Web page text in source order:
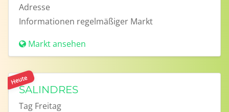
Adresse
Informationen regelmäßiger Markt
Markt ansehen
Heute
SALINDRES
Tag Freitag